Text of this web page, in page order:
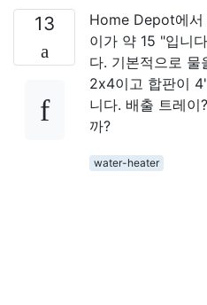
13
Home Depot에서
이가 약 15 "입니
다. 기본적으로
2x4이고 합판이
니다. 배출 트레이
까?
water-heater